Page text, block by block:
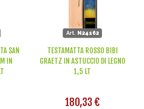
SAN
IN
Art. N24162
TESTAMATTA ROSSO BIBI
GRAETZ IN ASTUCCIO DI LEGNO
1,5 LT
180,33 €